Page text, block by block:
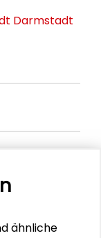
Darmstadt
ähnliche